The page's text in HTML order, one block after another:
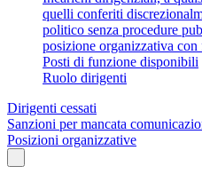
quelli conferiti
politico senza procedure
posizione organizzativa
Posti di funzione disponibili
Ruolo dirigenti
Dirigenti cessati
Sanzioni per mancata
Posizioni organizzative